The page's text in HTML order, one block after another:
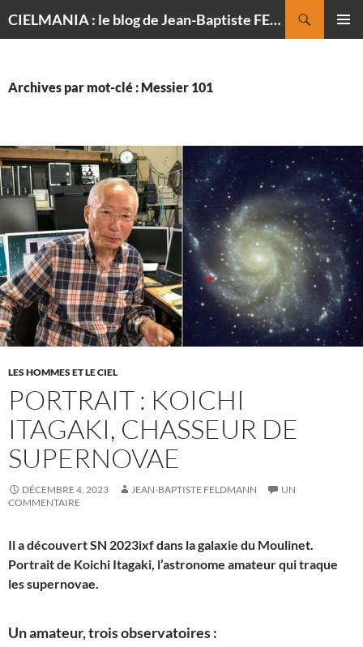
CIELMANIA : le blog de Jean-Baptiste FELDMANN, photographe du ciel
Archives par mot-clé : Messier 101
LES HOMMES ET LE CIEL
PORTRAIT : KOICHI
ITAGAKI, CHASSEUR DE
SUPERNOVAE
DÉCEMBRE 4, 2023 JEAN-BAPTISTE FELDMANN
UN
COMMENTAIRE
Il a découvert SN 2023ixf dans la galaxie du Moulinet.
Portrait de Koichi Itagaki, l’astronome amateur qui traque
les supernovae.
Un amateur, trois observatoires :